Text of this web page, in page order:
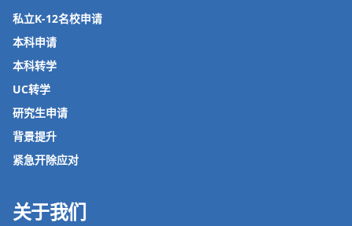
私立K-12名校申请
本科申请
本科转学
UC转学
研究生申请
背景提升
紧急开除应对
关于我们